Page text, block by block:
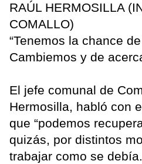
RAÚL HERMOSILLA
COMALLO)
“Tenemos la chance
Cambiemos y de
El jefe comunal de
Hermosilla, habló con
que “podemos
quizás, por distintos
trabajar como se